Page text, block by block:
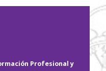
Profesional y